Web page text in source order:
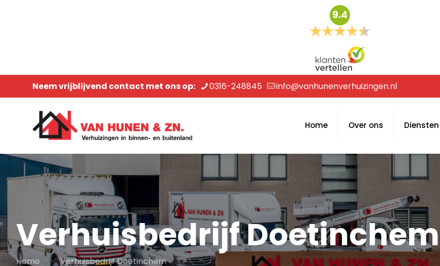
9.4
Neem vrijblijvend contact met ons op: 0316-248845 info@vanhunenverhuizingen.nl
Home Over ons Diensten
Verhuisbedrijf Doetinchem
Home Verhuisbedrijf Doetinchem